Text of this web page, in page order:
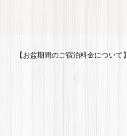
【お盆期間のご宿泊料金について】